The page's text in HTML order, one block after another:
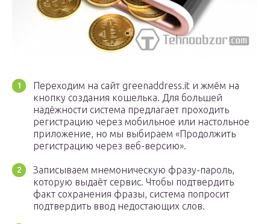
Переходим на сайт greenaddress.it и жмём на
кнопку создания кошелька. Для большей
надёжности система предлагает проходить
регистрацию через мобильное или настольное
приложение, но мы выбираем «Продолжить
регистрацию через веб-версию».
Записываем мнемоническую фразу-пароль,
которую выдаёт сервис. Чтобы подтвердить
факт сохранения фразы, система попросит
подтвердить ввод недостающих слов.